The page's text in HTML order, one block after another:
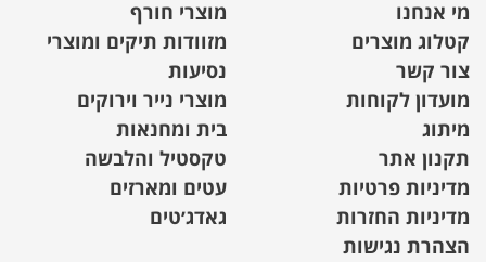
מי אנחנו
קטלוג מוצרים
צור קשר
מועדון לקוחות
מיתוג
תקנון אתר
מדיניות פרטיות
מדיניות החזרות
הצהרת נגישות
מוצרי חורף
מזוודות תיקים ומוצרי
נסיעות
מוצרי נייר וירוקים
בית ומחנאות
טקסטיל והלבשה
עטים ומארזים
גאדג׳טים